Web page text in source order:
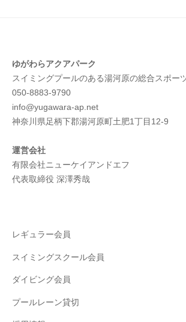
ゆがわらアクアパーク
スイミングプールのある湯河原の総合スポー
050-8883-9790
info@yugawara-ap.net
神奈川県足柄下郡湯河原町土肥1丁目12-9
運営会社
有限会社ニューケイアンドエフ
代表取締役 深澤秀哉
レギュラー会員
スイミングスクール会員
ダイビング会員
プールレーン貸切